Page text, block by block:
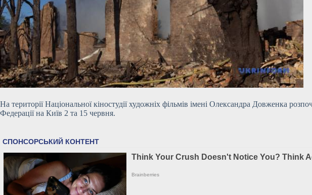
На території Національної кіностудії художніх фільмів імені Олександра Довженка
Федерації на Київ 2 та 15 червня.